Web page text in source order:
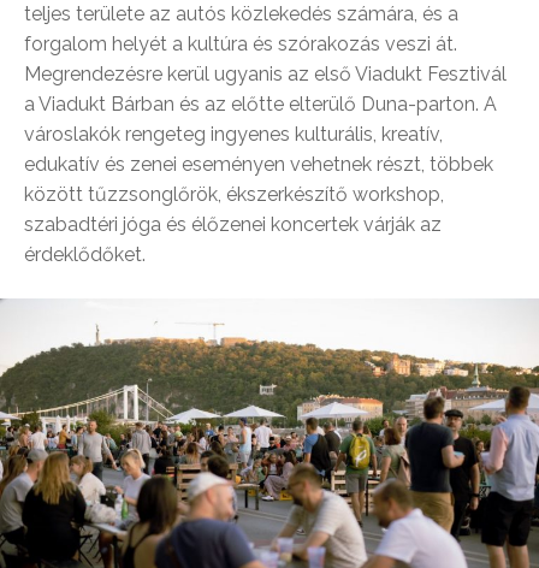
teljes területe az autós közlekedés számára, és a
forgalom helyét a kultúra és szórakozás veszi át.
Megrendezésre kerül ugyanis az első Viadukt Fesztivál
a Viadukt Bárban és az előtte elterülő Duna-parton. A
városlakók rengeteg ingyenes kulturális, kreatív,
edukatív és zenei eseményen vehetnek részt, többek
között tűzzsonglőrök, ékszerkészítő workshop,
szabadtéri jóga és élőzenei koncertek várják az
érdeklődőket.